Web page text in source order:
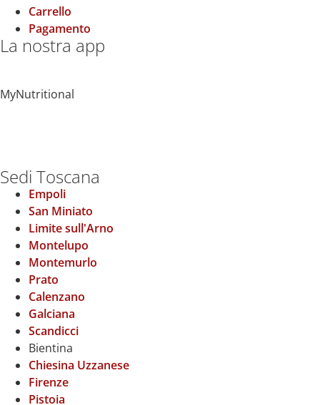
Carrello
Pagamento
La nostra app
MyNutritional
Sedi Toscana
Empoli
San Miniato
Limite sull'Arno
Montelupo
Montemurlo
Prato
Calenzano
Galciana
Scandicci
Bientina
Chiesina Uzzanese
Firenze
Pistoia